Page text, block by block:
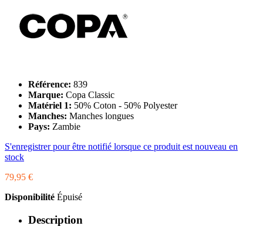
Référence: 839
Marque: Copa Classic
Matériel 1: 50% Coton - 50% Polyester
Manches: Manches longues
Pays: Zambie
S'enregistrer pour être notifié lorsque ce produit est nouveau en
stock
79,95 €
Disponibilité Épuisé
Description